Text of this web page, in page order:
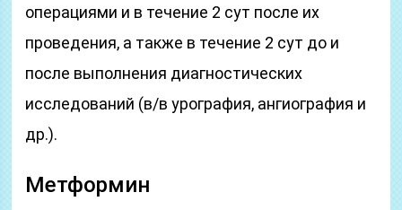
операциями и в течение 2 сут после их
проведения, а также в течение 2 сут до и
после выполнения диагностических
исследований (в/в урография, ангиография и
др.).
Метформин